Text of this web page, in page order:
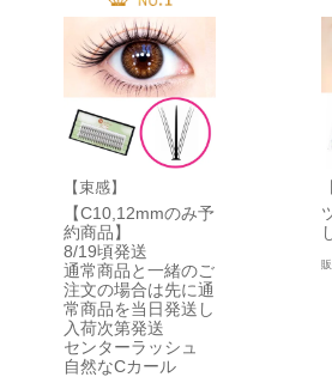
【束感】
【C10,12mmのみ予
約商品】
8/19頃発送
通常商品と一緒のご
注文の場合は先に通
常商品を当日発送し
入荷次第発送
センターラッシュ
自然なCカール